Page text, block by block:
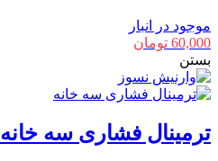
موجود در انبار
60,000 تومان
بستن
ترمینال فشاری سه خانه